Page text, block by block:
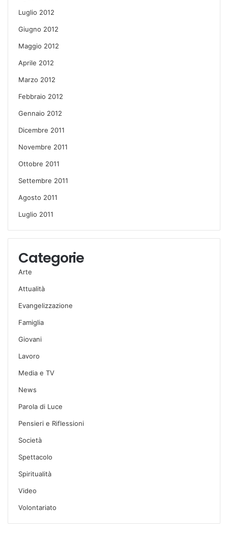
Luglio 2012
Giugno 2012
Maggio 2012
Aprile 2012
Marzo 2012
Febbraio 2012
Gennaio 2012
Dicembre 2011
Novembre 2011
Ottobre 2011
Settembre 2011
Agosto 2011
Luglio 2011
Categorie
Arte
Attualità
Evangelizzazione
Famiglia
Giovani
Lavoro
Media e TV
News
Parola di Luce
Pensieri e Riflessioni
Società
Spettacolo
Spiritualità
Video
Volontariato